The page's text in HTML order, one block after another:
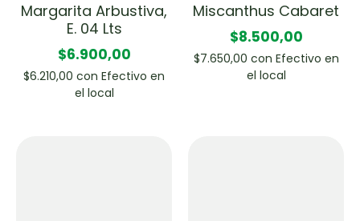
Margarita Arbustiva,
E. 04 Lts
$6.900,00
$6.210,00 con Efectivo en
el local
Miscanthus Cabaret
$8.500,00
$7.650,00 con Efectivo en
el local